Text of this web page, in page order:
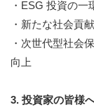
・ESG 投資の
・新たな社会貢
・次世代型社会
向上
3. 投資家の皆様